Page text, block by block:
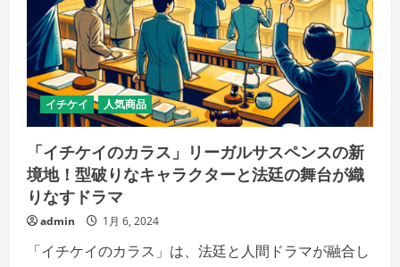
ふ
た
り
の
心
の
距
離
感」
の
細
を
ご
覧
く
さ
イチケイ 人気商品
「イチケイのカラス」リーガルサスペンスの新
境地！型破りなキャラクターと法廷の舞台が織
りなすドラマ
admin 1月 6, 2024
「イチケイのカラス」は、法廷と人間ドラマが融合し